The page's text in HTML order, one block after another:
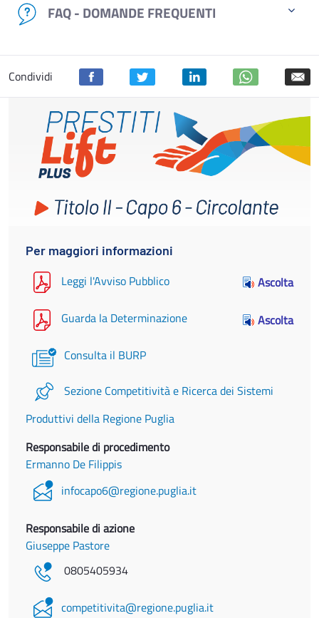
FAQ - DOMANDE FREQUENTI
Condividi
Per maggiori informazioni
Leggi l'Avviso Pubblico Ascolta
Guarda la Determinazione Ascolta
Consulta il BURP
Sezione Competitività e Ricerca dei Sistemi
Produttivi della Regione Puglia
Responsabile di procedimento
Ermanno De Filippis
infocapo6@regione.puglia.it
Responsabile di azione
Giuseppe Pastore
0805405934
competitivita@regione.puglia.it